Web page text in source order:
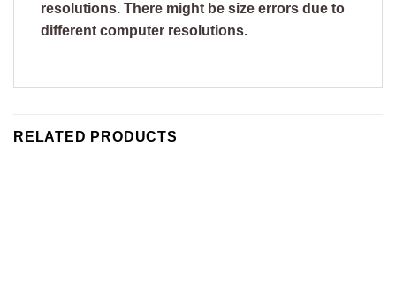
resolutions. There might be size errors due to
different computer resolutions.
RELATED PRODUCTS